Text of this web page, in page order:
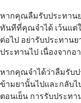
หากคุณลืมรับประทานย
ทันทีที่คุณจำได้ เว้นแต่
ต่อไป อย่ารับประทาน
ประทานไป เนื่องจากอ
หากคุณจำได้ว่าลืมรับป
ข้ามยานั้นไปและกลับไ
ตอนเย็น การรับประทา